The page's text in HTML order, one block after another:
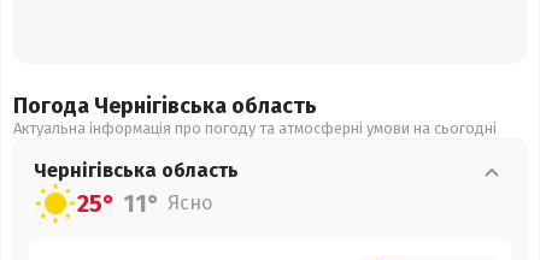
Погода Чернігівська область
Актуальна інформація про погоду та атмосферні умови на сьогодні
Чернігівська область
25° 11° Ясно